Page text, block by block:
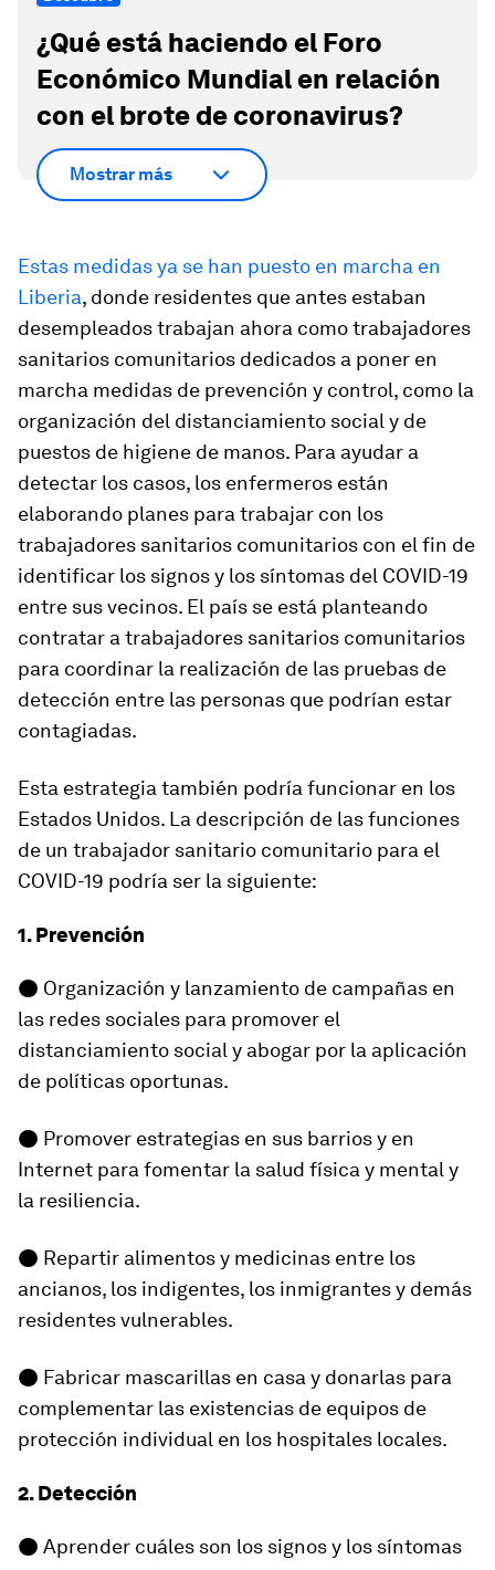
¿Qué está haciendo el Foro
Económico Mundial en relación
con el brote de coronavirus?
Mostrar más
Estas medidas ya se han puesto en marcha en
Liberia, donde residentes que antes estaban
desempleados trabajan ahora como trabajadores
sanitarios comunitarios dedicados a poner en
marcha medidas de prevención y control, como la
organización del distanciamiento social y de
puestos de higiene de manos. Para ayudar a
detectar los casos, los enfermeros están
elaborando planes para trabajar con los
trabajadores sanitarios comunitarios con el fin de
identificar los signos y los síntomas del COVID-19
entre sus vecinos. El país se está planteando
contratar a trabajadores sanitarios comunitarios
para coordinar la realización de las pruebas de
detección entre las personas que podrían estar
contagiadas.
Esta estrategia también podría funcionar en los
Estados Unidos. La descripción de las funciones
de un trabajador sanitario comunitario para el
COVID-19 podría ser la siguiente:
1. Prevención
● Organización y lanzamiento de campañas en
las redes sociales para promover el
distanciamiento social y abogar por la aplicación
de políticas oportunas.
● Promover estrategias en sus barrios y en
Internet para fomentar la salud física y mental y
la resiliencia.
● Repartir alimentos y medicinas entre los
ancianos, los indigentes, los inmigrantes y demás
residentes vulnerables.
● Fabricar mascarillas en casa y donarlas para
complementar las existencias de equipos de
protección individual en los hospitales locales.
2. Detección
● Aprender cuáles son los signos y los síntomas